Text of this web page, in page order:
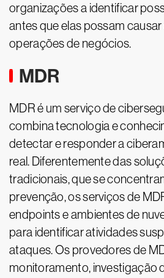
organizações a identificar
antes que elas possam
operações de negócios.
MDR
MDR é um serviço de
combina tecnologia e
detectar e responder a
real. Diferentemente das
tradicionais, que se
prevenção, os serviços de
endpoints e ambientes de
para identificar atividades
ataques. Os provedores de
monitoramento, investigação